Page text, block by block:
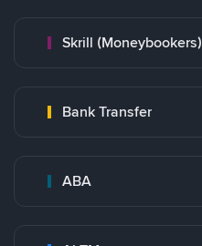
Skrill (Moneybookers)
Bank Transfer
ABA